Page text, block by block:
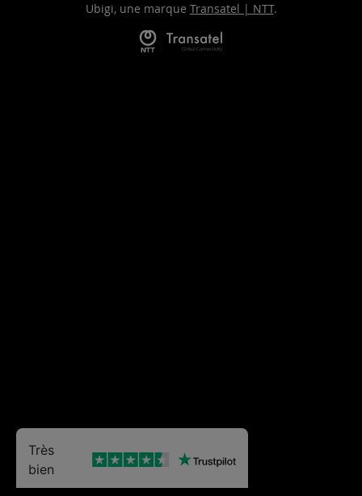
Ubigi, une marque Transatel | NTT.
Très
bien